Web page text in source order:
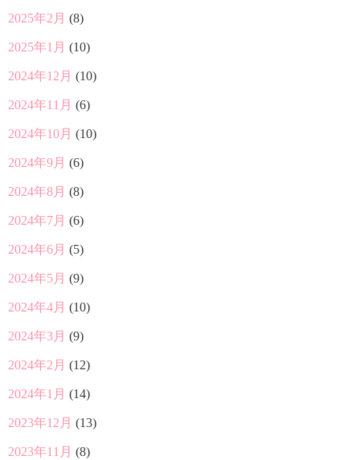
2025年2月 (8)
2025年1月 (10)
2024年12月 (10)
2024年11月 (6)
2024年10月 (10)
2024年9月 (6)
2024年8月 (8)
2024年7月 (6)
2024年6月 (5)
2024年5月 (9)
2024年4月 (10)
2024年3月 (9)
2024年2月 (12)
2024年1月 (14)
2023年12月 (13)
2023年11月 (8)